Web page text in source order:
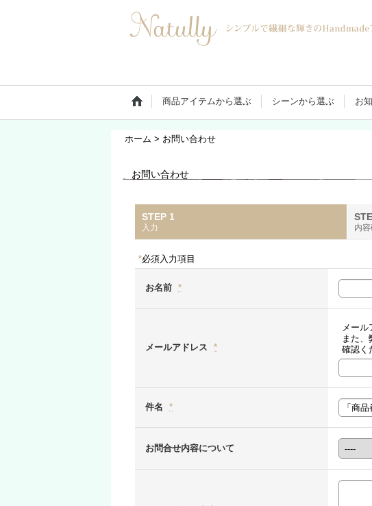
商品アイテムから選ぶ シーンから選ぶ お
ホーム > お問い合わせ
お問い合わせ
STEP 1
入力 内
*必須入力項目
お名前 *
メールアドレス *
メール
また、
確認く
件名 *
お問合せ内容について